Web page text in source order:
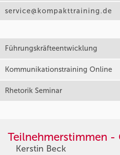
service@kompakttraining.de
Führungskräfteentwicklung
Kommunikationstraining Online
Rhetorik Seminar
Teilnehmerstimmen -
Kerstin Beck